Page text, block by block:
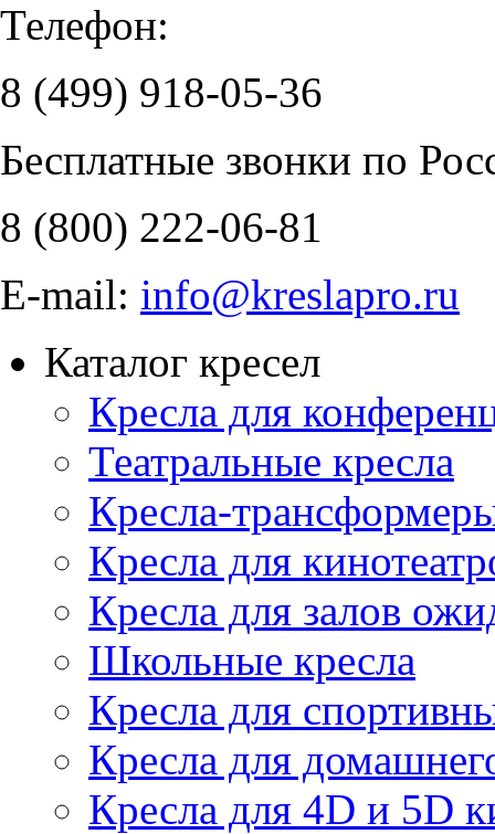
Телефон:
8 (499) 918-05-36
Бесплатные звонки по
8 (800) 222-06-81
E-mail: info@kreslapro.ru
Каталог кресел
Кресла для
Театральные кресла
Кресла-
Кресла для
Кресла для залов
Школьные кресла
Кресла для
Кресла для
Кресла для 4D и 5D